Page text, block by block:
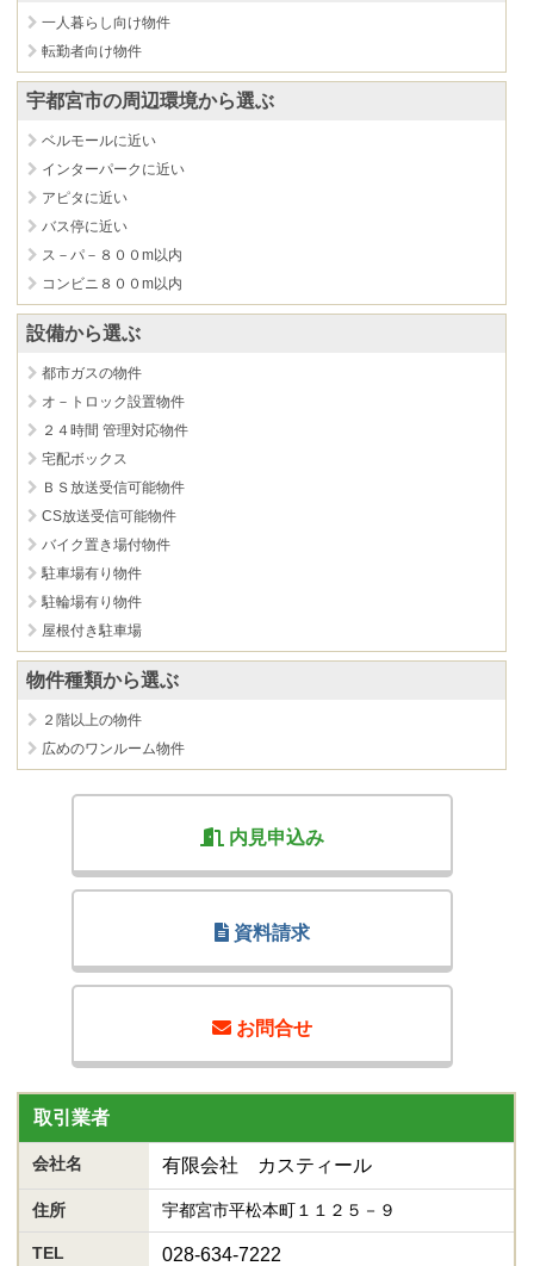
一人暮らし向け物件
転勤者向け物件
宇都宮市の周辺環境から選ぶ
ベルモールに近い
インターパークに近い
アピタに近い
バス停に近い
ス－パ－８００m以内
コンビニ８００m以内
設備から選ぶ
都市ガスの物件
オ－トロック設置物件
２４時間 管理対応物件
宅配ボックス
ＢＳ放送受信可能物件
CS放送受信可能物件
バイク置き場付物件
駐車場有り物件
駐輪場有り物件
屋根付き駐車場
物件種類から選ぶ
２階以上の物件
広めのワンルーム物件
内見申込み
資料請求
お問合せ
取引業者
会社名 有限会社 カスティール
住所 宇都宮市平松本町１１２５－９
TEL 028-634-7222